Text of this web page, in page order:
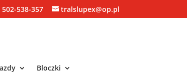
538-357 tralslupex@op.pl
Bloczki